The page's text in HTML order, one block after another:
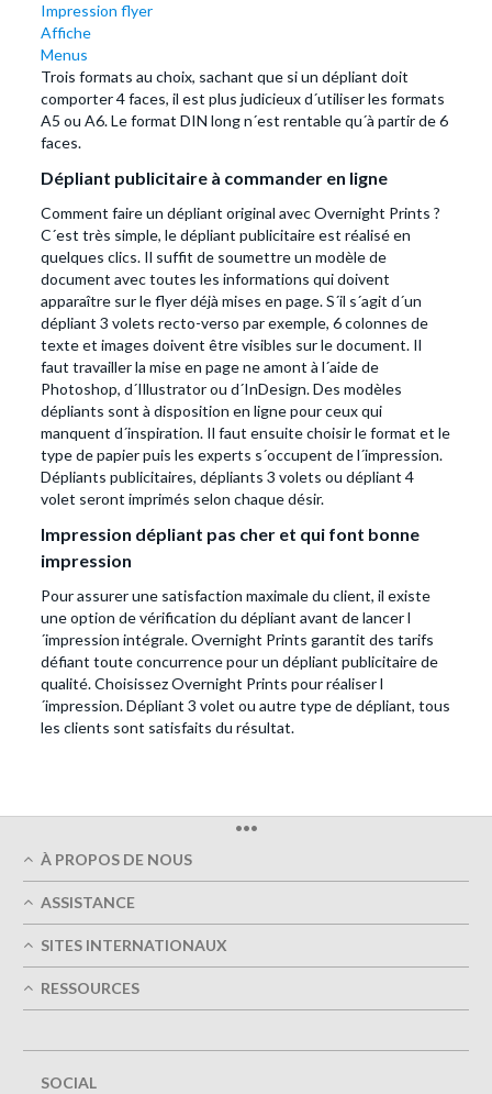
Impression flyer
Affiche
Menus
Trois formats au choix, sachant que si un dépliant doit
comporter 4 faces, il est plus judicieux d´utiliser les formats
A5 ou A6. Le format DIN long n´est rentable qu´à partir de 6
faces.
Dépliant publicitaire à commander en ligne
Comment faire un dépliant original avec Overnight Prints ?
C´est très simple, le dépliant publicitaire est réalisé en
quelques clics. Il suffit de soumettre un modèle de
document avec toutes les informations qui doivent
apparaître sur le flyer déjà mises en page. S´il s´agit d´un
dépliant 3 volets recto-verso par exemple, 6 colonnes de
texte et images doivent être visibles sur le document. Il
faut travailler la mise en page ne amont à l´aide de
Photoshop, d´Illustrator ou d´InDesign. Des modèles
dépliants sont à disposition en ligne pour ceux qui
manquent d´inspiration. Il faut ensuite choisir le format et le
type de papier puis les experts s´occupent de l´impression.
Dépliants publicitaires, dépliants 3 volets ou dépliant 4
volet seront imprimés selon chaque désir.
Impression dépliant pas cher et qui font bonne
impression
Pour assurer une satisfaction maximale du client, il existe
une option de vérification du dépliant avant de lancer l
´impression intégrale. Overnight Prints garantit des tarifs
défiant toute concurrence pour un dépliant publicitaire de
qualité. Choisissez Overnight Prints pour réaliser l
´impression. Dépliant 3 volet ou autre type de dépliant, tous
les clients sont satisfaits du résultat.
•••
À PROPOS DE NOUS
Livraison dans les délais
Vert
Imprimer
Conditions Générales d'Utilisation
ASSISTANCE
FAQ
Contactez-nous
SITES INTERNATIONAUX
Great Britain
Belgique
RESSOURCES
SOCIAL